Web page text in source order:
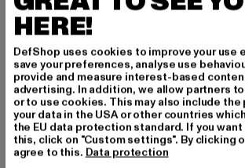
PEGADOR
HERE!
DefShop uses cookies to improve your use
save your preferences, analyse use
provide and measure interest-based
advertising. In addition, we allow partners
or to use cookies. This may also include
your data in the USA or other countries
the EU data protection standard. If you
this, click on "Custom settings". By clicking
agree to this. Data protection